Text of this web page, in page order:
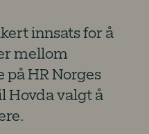
innsats for å
mellom
på HR Norges
Hovda valgt å